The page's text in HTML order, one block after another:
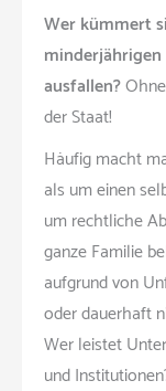
Wer kümmert
ausfallen?
der Staat!
Häufig macht
als um einen
um rechtliche
ganze Familie
aufgrund von
oder dauerhaft
Wer leistet
und